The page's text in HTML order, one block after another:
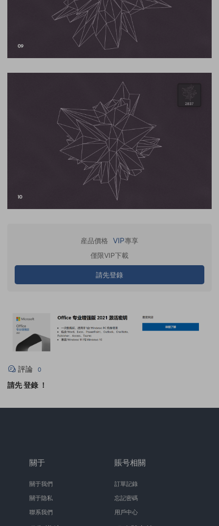
産品價格 VIP專享
僅限VIP下載
請先登錄
評論 0
請先登錄 ！
關于
關于我們
關于隐私
聯系我們
賬号相關
訂單記錄
忘記密碼
用戶中心